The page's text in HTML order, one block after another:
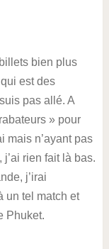
bien plus
est des
pas allé. A
» pour
mais n’ayant pas
rien fait là bas.
j’irai
un tel match et
Phuket.